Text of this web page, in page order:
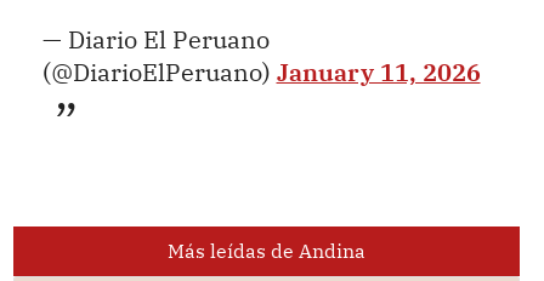
— Diario El Peruano
(@DiarioElPeruano) January 11, 2026
Más leídas de Andina